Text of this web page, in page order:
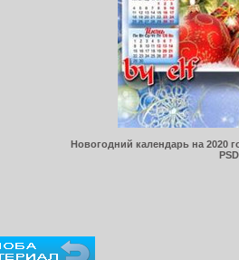
Новогодний календарь на 2020